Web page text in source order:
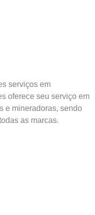
serviços em
oferece seu serviço em
e mineradoras, sendo
as marcas.